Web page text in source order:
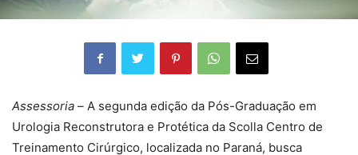
Assessoria – A segunda edição da Pós-Graduação em
Urologia Reconstrutora e Protética da Scolla Centro de
Treinamento Cirúrgico, localizada no Paraná, busca